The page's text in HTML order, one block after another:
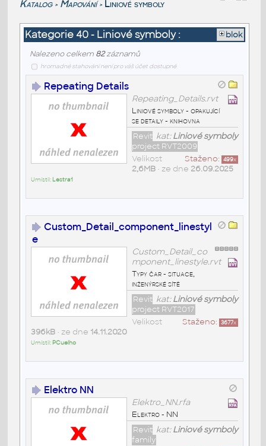
Katalog > Mapování > Liniové symboly
Kategorie 40 - Liniové symboly : blok
Nalezeno celkem 82záznamů
hromadné stahování není pro váš účet dostupné
Repeating Details
Repeating_Details.rvt
Liniové symboly - opakující
se detaily - knihovna
kat:Liniové symboly
Revit
project RVT2009
Staženo: 499x
Velikost
2,6MB• ze dne 26.09.2025
Umístil: Lestra1
Custom_Detail_component_linestyl
e
Custom_Detail_co
mponent_linestyle.rvt
Typy čar - situace,
inženýrské sítě
kat:Liniové symboly
Revit
project RVT2017
Staženo: 3677x
Velikost
396kB• ze dne 14.11.2020
Umístil: PCuelho
Elektro NN
Elektro_NN.rfa
Elektro - NN
kat:Liniové symboly
Revit
family